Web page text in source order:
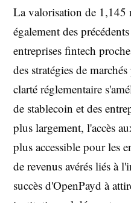
La valorisation de
également des
entreprises fintech
des stratégies de
clarté réglementaire
de stablecoin et des
plus largement, l'accès
plus accessible pour les
de revenus avérés liés à
succès d'OpenPayd à